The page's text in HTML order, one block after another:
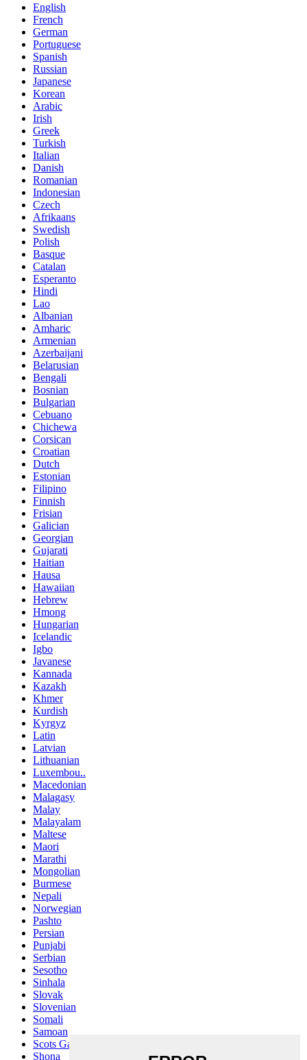
English
French
German
Portuguese
Spanish
Russian
Japanese
Korean
Arabic
Irish
Greek
Turkish
Italian
Danish
Romanian
Indonesian
Czech
Afrikaans
Swedish
Polish
Basque
Catalan
Esperanto
Hindi
Lao
Albanian
Amharic
Armenian
Azerbaijani
Belarusian
Bengali
Bosnian
Bulgarian
Cebuano
Chichewa
Corsican
Croatian
Dutch
Estonian
Filipino
Finnish
Frisian
Galician
Georgian
Gujarati
Haitian
Hausa
Hawaiian
Hebrew
Hmong
Hungarian
Icelandic
Igbo
Javanese
Kannada
Kazakh
Khmer
Kurdish
Kyrgyz
Latin
Latvian
Lithuanian
Luxembou..
Macedonian
Malagasy
Malay
Malayalam
Maltese
Maori
Marathi
Mongolian
Burmese
Nepali
Norwegian
Pashto
Persian
Punjabi
Serbian
Sesotho
Sinhala
Slovak
Slovenian
Somali
Samoan
Scots Gaelic
Shona